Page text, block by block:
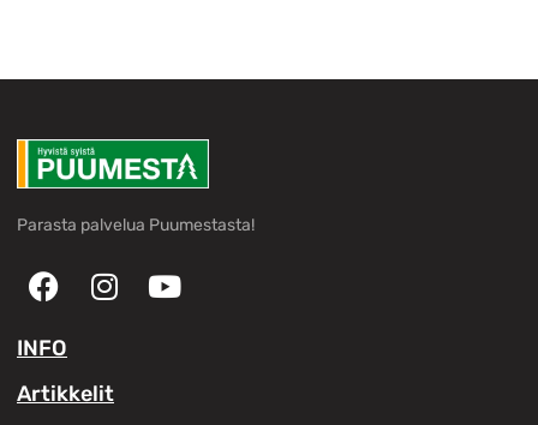
Parasta palvelua Puumestasta!
INFO
Artikkelit